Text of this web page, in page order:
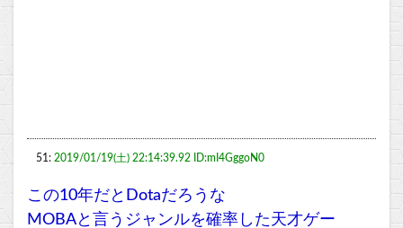
51: 2019/01/19(土) 22:14:39.92 ID:mI4GggoN0
この10年だとDotaだろうな
MOBAと言うジャンルを確率した天才ゲー